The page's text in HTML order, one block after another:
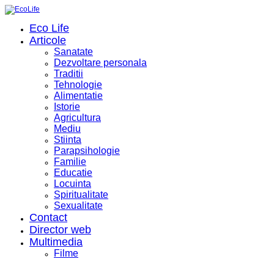
Eco Life
Articole
Sanatate
Dezvoltare personala
Traditii
Tehnologie
Alimentatie
Istorie
Agricultura
Mediu
Stiinta
Parapsihologie
Familie
Educatie
Locuinta
Spiritualitate
Sexualitate
Contact
Director web
Multimedia
Filme